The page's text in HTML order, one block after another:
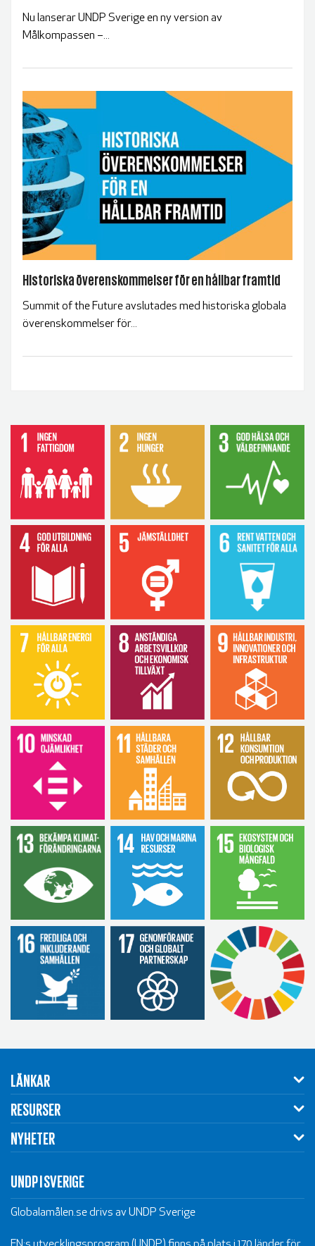
Nu lanserar UNDP Sverige en ny version av
Målkompassen –...
Historiska överenskommelser för en hållbar framtid
Summit of the Future avslutades med historiska globala
överenskommelser för...
LÄNKAR
RESURSER
NYHETER
UNDP I SVERIGE
Globalamålen.se drivs av UNDP Sverige